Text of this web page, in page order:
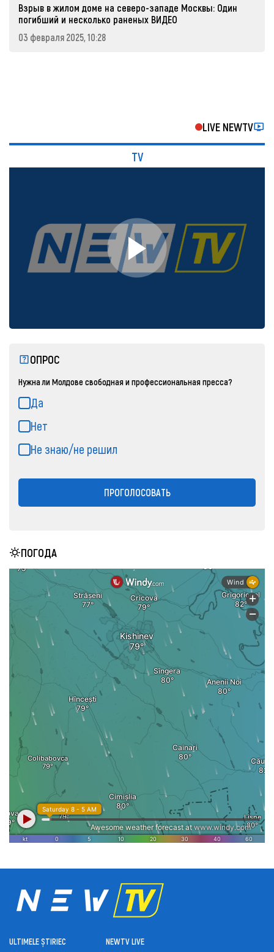
Взрыв в жилом доме на северо-западе Москвы: Один
погибший и несколько раненых ВИДЕО
03 февраля 2025, 10:28
LIVE NEWTV
TV
ОПРОС
Нужна ли Молдове свободная и профессиональная пресса?
Да
Нет
Не знаю/не решил
ПРОГОЛОСОВАТЬ
ПОГОДА
ULTIMELE ȘTIRIЕС
NEWTV LIVE